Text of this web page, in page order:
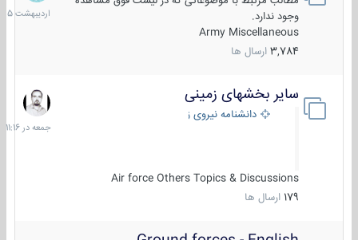
وجود ندارد.
Army Miscellaneous
3,784 ارسال ها
1405
سایر بخشهای زمینی
دانشنامه نیروی زمینی
Air force Others Topics & Discussions
179 ارسال ها
جمعه
در
11:16